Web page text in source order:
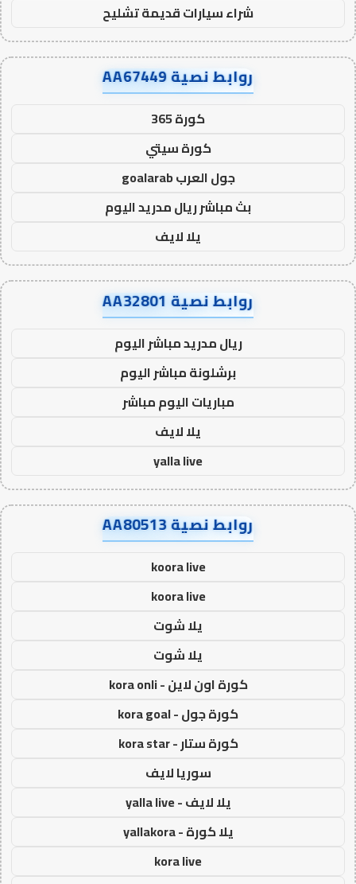
شراء سيارات قديمة تشليح
روابط نصية AA67449
كورة 365
كورة سيتي
جول العرب goalarab
بث مباشر ريال مدريد اليوم
يلا لايف
روابط نصية AA32801
ريال مدريد مباشر اليوم
برشلونة مباشر اليوم
مباريات اليوم مباشر
يلا لايف
yalla live
روابط نصية AA80513
koora live
koora live
يلا شوت
يلا شوت
كورة اون لاين - kora onli
كورة جول - kora goal
كورة ستار - kora star
سوريا لايف
يلا لايف - yalla live
يلا كورة - yallakora
kora live